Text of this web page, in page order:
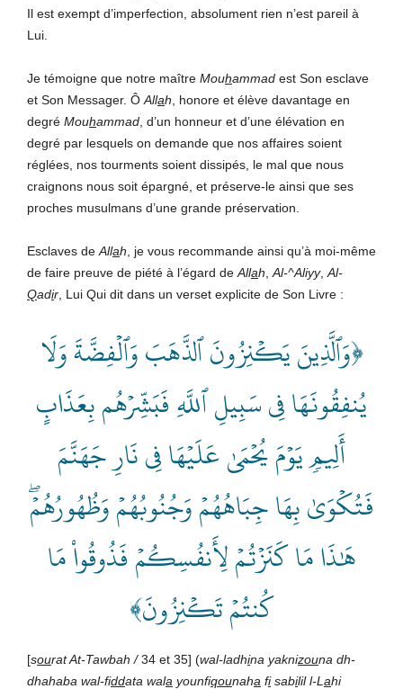
Il est exempt d’imperfection, absolument rien n’est pareil à
Lui.
Je témoigne que notre maître Mouhammad est Son esclave
et Son Messager. Ô Allah , honore et élève davantage en
degré Mouhammad , d’un honneur et d’une élévation en
degré par lesquels on demande que nos affaires soient
réglées, nos tourments soient dissipés, le mal que nous
craignons nous soit épargné, et préserve-le ainsi que ses
proches musulmans d’une grande préservation.
Esclaves de Allah , je vous recommande ainsi qu’à moi-même
de faire preuve de piété à l’égard de Allah Al-^Aliyy, Al-
Qadir , Lui Qui dit dans un verset explicite de Son Livre :
﴿وَٱلَّذِينَ يَكۡنِزُونَ ٱلذَّهَبَ وَٱلۡفِضَّةَ وَلَا
يُنفِقُونَهَا فِي سَبِيلِ ٱللَّهِ فَبَشِّرۡهُم بِعَذَابٍ
أَلِيمٖ يَوۡمَ يُحۡمَىٰ عَلَيۡهَا فِي نَارِ جَهَنَّمَ
فَتُكۡوَىٰ بِهَا جِبَاهُهُمۡ وَجُنُوبُهُمۡ وَظُهُورُهُمۡۖ
هَٰذَا مَا كَنَزۡتُمۡ لِأَنفُسِكُمۡ فَذُوقُواْ مَا
كُنتُمۡ تَكۡنِزُونَ﴾
[sourat At-Tawbah /34 et 35] (wal-ladhina yaknizouna dh-
dhahaba wal-fiddata wala younfiqounaha fisabilil l-L ahi